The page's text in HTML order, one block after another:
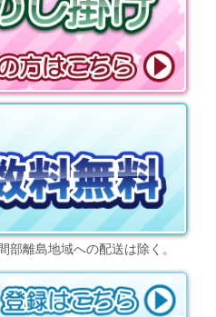
離島地域への配送は除く。